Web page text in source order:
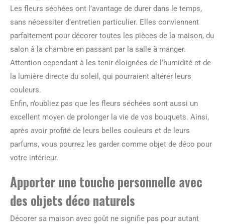
Les fleurs séchées ont l’avantage de durer dans le temps,
sans nécessiter d’entretien particulier. Elles conviennent
parfaitement pour décorer toutes les pièces de la maison, du
salon à la chambre en passant par la salle à manger.
Attention cependant à les tenir éloignées de l’humidité et de
la lumière directe du soleil, qui pourraient altérer leurs
couleurs.
Enfin, n’oubliez pas que les fleurs séchées sont aussi un
excellent moyen de prolonger la vie de vos bouquets. Ainsi,
après avoir profité de leurs belles couleurs et de leurs
parfums, vous pourrez les garder comme objet de déco pour
votre intérieur.
Apporter une touche personnelle avec
des objets déco naturels
Décorer sa maison avec goût ne signifie pas pour autant